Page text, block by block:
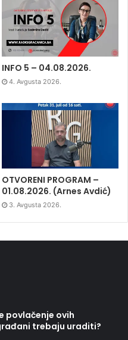
INFO 5 – 04.08.2026.
4. Avgusta 2026.
OTVORENI PROGRAM –
01.08.2026. (Arnes Avdić)
3. Avgusta 2026.
povlačenje ovih
trebaju uraditi?